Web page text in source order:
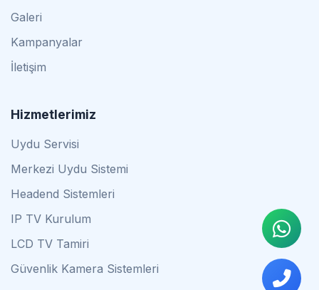
Galeri
Kampanyalar
İletişim
Hizmetlerimiz
Uydu Servisi
Merkezi Uydu Sistemi
Headend Sistemleri
IP TV Kurulum
LCD TV Tamiri
Güvenlik Kamera Sistemleri